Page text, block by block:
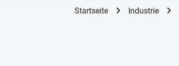
Startseite Industrie